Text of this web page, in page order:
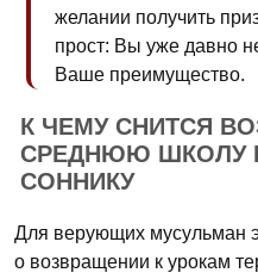
желании получить
прост: Вы уже давно
Ваше преимущество.
К ЧЕМУ СНИТСЯ
СРЕДНЮЮ ШКОЛУ
СОННИКУ
Для верующих мусульман
о возвращении к урокам